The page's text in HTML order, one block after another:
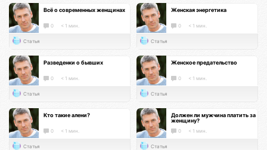
Всё о современных женщинах
0 < 1 мин.
Статья
Женская энергетика
0 < 1 мин.
Статья
Разведенки о бывших
0 < 1 мин.
Статья
Женское предательство
0 < 1 мин.
Статья
Кто такие алени?
0 < 1 мин.
Статья
Должен ли мужчина платить за
женщину?
0 < 1 мин.
Статья